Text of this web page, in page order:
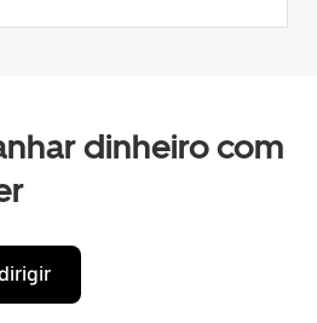
dinheiro com